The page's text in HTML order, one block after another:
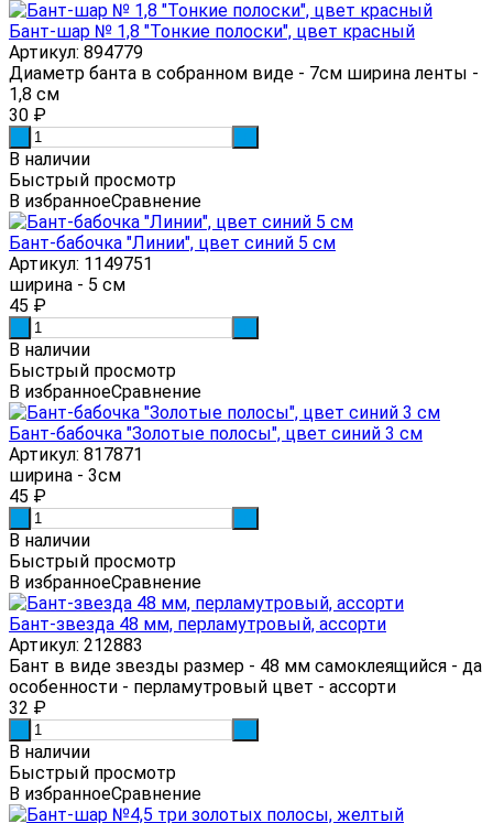
Бант-шар № 1,8 "Тонкие полоски", цвет красный
Артикул: 894779
Диаметр банта в собранном виде - 7см ширина ленты -
1,8 см
30 ₽
В наличии
Быстрый просмотр
В избранноеСравнение
Бант-бабочка "Линии", цвет синий 5 см
Артикул: 1149751
ширина - 5 см
45 ₽
В наличии
Быстрый просмотр
В избранноеСравнение
Бант-бабочка "Золотые полосы", цвет синий 3 см
Артикул: 817871
ширина - 3см
45 ₽
В наличии
Быстрый просмотр
В избранноеСравнение
Бант-звезда 48 мм, перламутровый, ассорти
Артикул: 212883
Бант в виде звезды размер - 48 мм самоклеящийся - да
особенности - перламутровый цвет - ассорти
32 ₽
В наличии
Быстрый просмотр
В избранноеСравнение